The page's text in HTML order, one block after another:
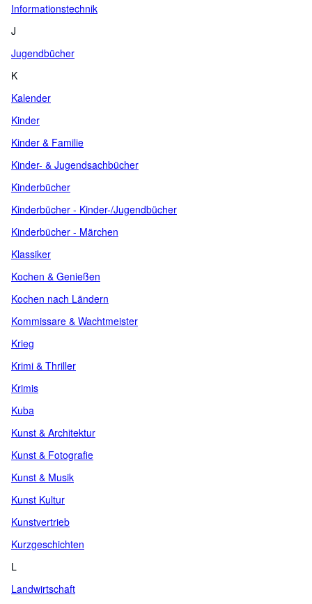
Informationstechnik
J
Jugendbücher
K
Kalender
Kinder
Kinder & Familie
Kinder- & Jugendsachbücher
Kinderbücher
Kinderbücher - Kinder-/Jugendbücher
Kinderbücher - Märchen
Klassiker
Kochen & Genießen
Kochen nach Ländern
Kommissare & Wachtmeister
Krieg
Krimi & Thriller
Krimis
Kuba
Kunst & Architektur
Kunst & Fotografie
Kunst & Musik
Kunst Kultur
Kunstvertrieb
Kurzgeschichten
L
Landwirtschaft